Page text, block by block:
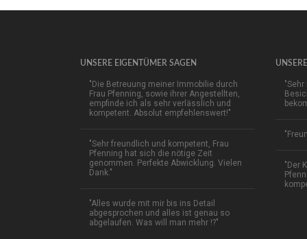
UNSERE EIGENTÜMER SAGEN
"Die Betreuung meiner Immobilie durch
Frau Pfenning, sowie ihrer Angestellten,
empfinde ich als sehr verlässlich und
kompetent. Absolut empfehlenswert!"
"Sehr freundlich und kompetent, Frau
Pfenning hat sich die nötige Zeit
genommen. Perfekte Abwicklung. Vielen
Dank."
"Alles wurde mit mir bis ins Detail
abgesprochen und alles ist genau so
abgelaufen. Was will man mehr !?"
"Der